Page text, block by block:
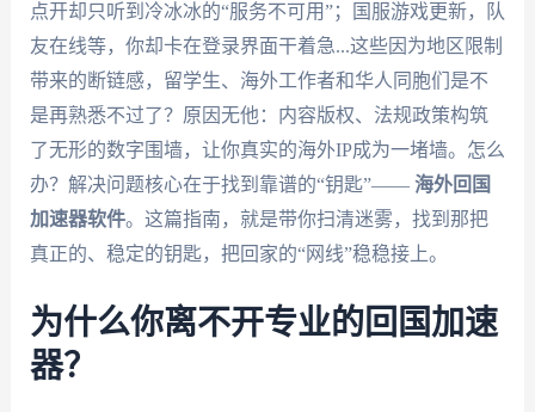
点开却只听到冷冰冰的“服务不可用”；国服游戏更新，队
友在线等，你却卡在登录界面干着急...这些因为地区限制
带来的断链感，留学生、海外工作者和华人同胞们是不
是再熟悉不过了？原因无他：内容版权、法规政策构筑
了无形的数字围墙，让你真实的海外IP成为一堵墙。怎么
办？解决问题核心在于找到靠谱的“钥匙”—— 海外回国
加速器软件。这篇指南，就是带你扫清迷雾，找到那把
真正的、稳定的钥匙，把回家的“网线”稳稳接上。
为什么你离不开专业的回国加速
器？